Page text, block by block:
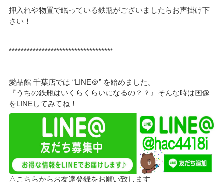
押入れや物置で眠っている鉄瓶がございましたらお声掛け下
さい！
***********************************
愛品館 千葉店では “LINE＠” を始めました。
『うちの鉄瓶はいくらくらいになるの？？』そんな時は画像
をLINEしてみてね！
△こちらからお友達登録をお願い致します